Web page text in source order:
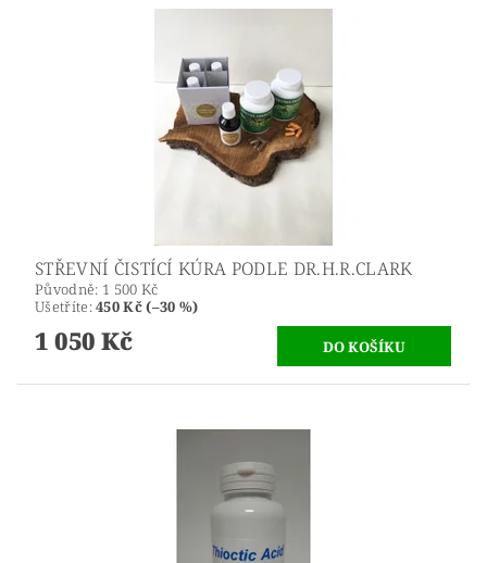
STŘEVNÍ ČISTÍCÍ KÚRA PODLE DR.H.R.CLARK
Původně: 1 500 Kč
Ušetříte:450 Kč (–30 %)
1 050 Kč